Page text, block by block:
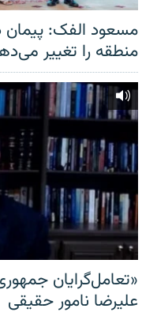
مسعود الفک: پیمان
منطقه را تغییر
«تعامل‌گرایان
علیرضا نامور حقیقی